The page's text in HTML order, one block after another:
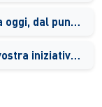
Dal 2008, quando avete iniziato, a oggi, dal punto di vista della sostenibilità sembra passata un’era geologica. Cosa è cambiato?
Che feedback avete avuto dalla vostra iniziativa a Villa Reale?